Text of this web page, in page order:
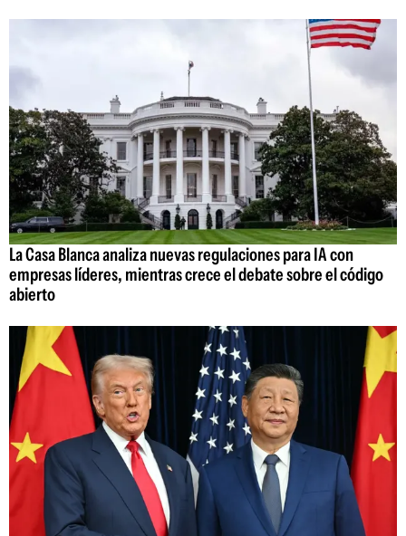
La Casa Blanca analiza nuevas regulaciones para IA con
empresas líderes, mientras crece el debate sobre el código
abierto